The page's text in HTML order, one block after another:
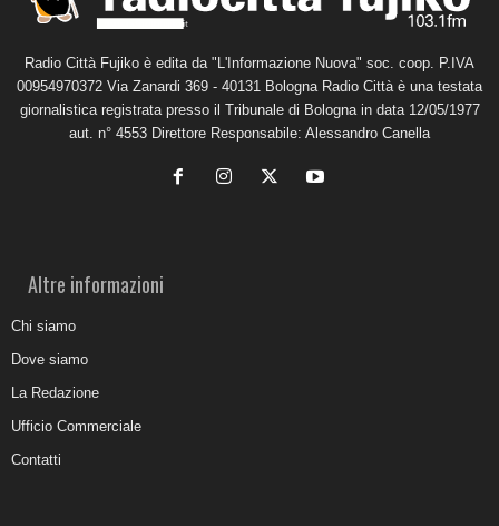
Radio Città Fujiko è edita da "L'Informazione Nuova" soc. coop. P.IVA
00954970372 Via Zanardi 369 - 40131 Bologna Radio Città è una testata
giornalistica registrata presso il Tribunale di Bologna in data 12/05/1977
aut. n° 4553 Direttore Responsabile: Alessandro Canella
Altre informazioni
Chi siamo
Dove siamo
La Redazione
Ufficio Commerciale
Contatti